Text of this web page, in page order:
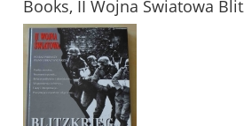
Books, II Wojna Światowa